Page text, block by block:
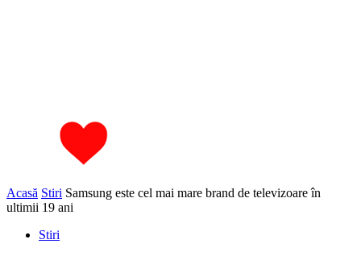
Acasă Stiri Samsung este cel mai mare brand de televizoare în
ultimii 19 ani
Stiri